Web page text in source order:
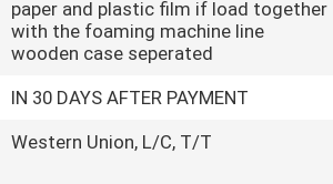
paper and plastic film if load together
with the foaming machine line
wooden case seperated
IN 30 DAYS AFTER PAYMENT
Western Union, L/C, T/T